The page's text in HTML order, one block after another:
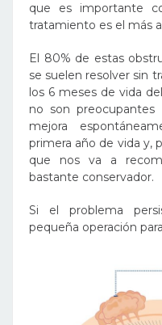
que es importante
tratamiento es el más
El 80% de estas
se suelen resolver sin
los 6 meses de vida
no son
mejora
primera año de vida y,
que nos va a
bastante conservador.
Si el problema
pequeña operación